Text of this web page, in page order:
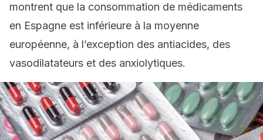
montrent que la consommation de médicaments
en Espagne est inférieure à la moyenne
européenne, à l’exception des antiacides, des
vasodilatateurs et des anxiolytiques.